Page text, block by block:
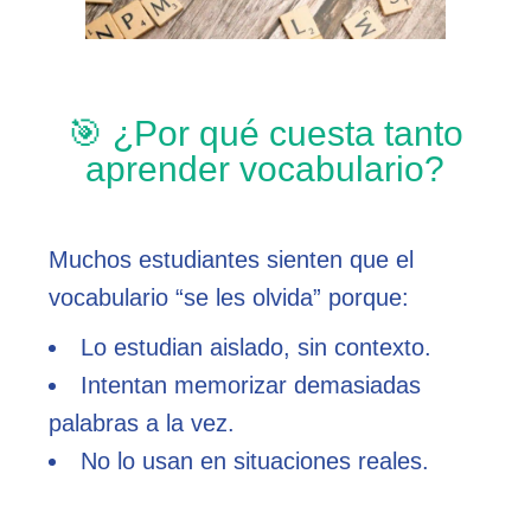
🎯 ¿Por qué cuesta tanto
aprender vocabulario?
Muchos estudiantes sienten que el
vocabulario “se les olvida” porque:
Lo estudian aislado, sin contexto.
Intentan memorizar demasiadas
palabras a la vez.
No lo usan en situaciones reales.